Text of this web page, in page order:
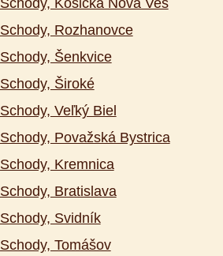
Schody, Košická Nová Ves
Schody, Rozhanovce
Schody, Šenkvice
Schody, Široké
Schody, Veľký Biel
Schody, Považská Bystrica
Schody, Kremnica
Schody, Bratislava
Schody, Svidník
Schody, Tomášov